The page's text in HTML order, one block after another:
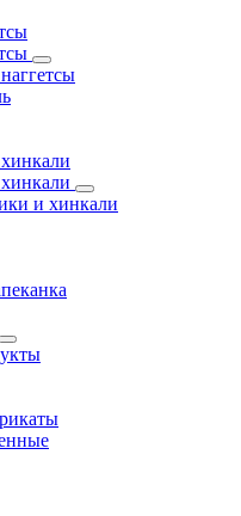
и хинкали